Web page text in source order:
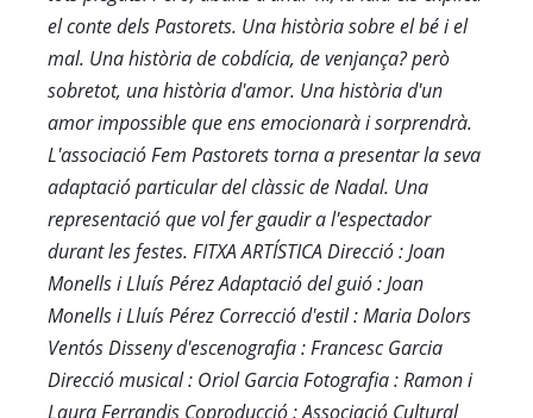
el conte dels Pastorets. Una història sobre el bé i el
mal. Una història de cobdícia, de venjança? però
sobretot, una història d'amor. Una història d'un
amor impossible que ens emocionarà i sorprendrà.
L'associació Fem Pastorets torna a presentar la seva
adaptació particular del clàssic de Nadal. Una
representació que vol fer gaudir a l'espectador
durant les festes. FITXA ARTÍSTICA Direcció : Joan
Monells i Lluís Pérez Adaptació del guió : Joan
Monells i Lluís Pérez Correcció d'estil : Maria Dolors
Ventós Disseny d'escenografia : Francesc Garcia
Direcció musical : Oriol Garcia Fotografia : Ramon i
Laura Ferrandis Coproducció : Associació Cultural